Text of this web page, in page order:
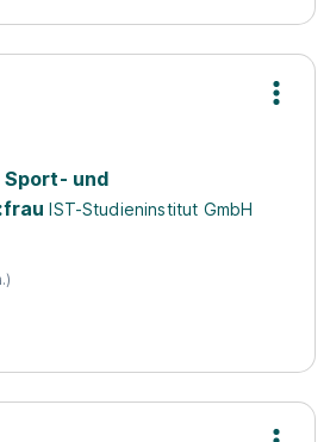
Sport- und
IST-Studieninstitut GmbH